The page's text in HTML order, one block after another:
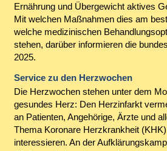
Ernährung und Übergewicht aktives
Mit welchen Maßnahmen dies am
welche medizinischen
stehen, darüber informieren die
2025.
Service zu den Herzwochen
Die Herzwochen stehen unter dem
gesundes Herz: Den Herzinfarkt
an Patienten, Angehörige, Ärzte und
Thema Koronare Herzkrankheit
interessieren. An der